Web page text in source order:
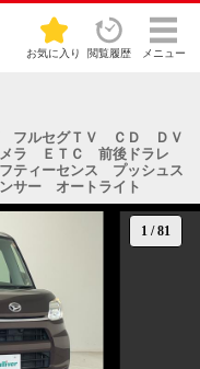
お気に入り 閲覧履歴 メニュー
フルセグＴＶ ＣＤ ＤＶ
ラ ＥＴＣ 前後ドラレ
ティーセンス プッシュス
サー オートライト
1 /81